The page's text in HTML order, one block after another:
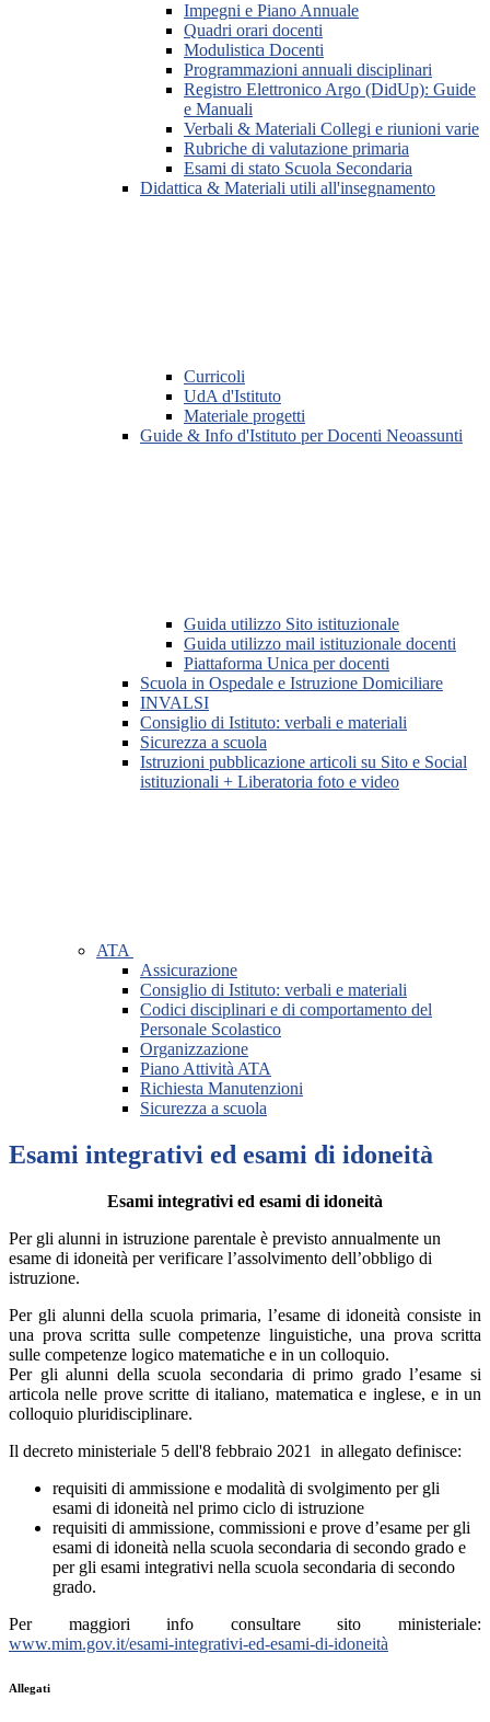
Impegni e Piano Annuale
Quadri orari docenti
Modulistica Docenti
Programmazioni annuali disciplinari
Registro Elettronico Argo (DidUp): Guide
e Manuali
Verbali & Materiali Collegi e riunioni varie
Rubriche di valutazione primaria
Esami di stato Scuola Secondaria
Didattica & Materiali utili all'insegnamento
Curricoli
UdA d'Istituto
Materiale progetti
Guide & Info d'Istituto per Docenti Neoassunti
Guida utilizzo Sito istituzionale
Guida utilizzo mail istituzionale docenti
Piattaforma Unica per docenti
Scuola in Ospedale e Istruzione Domiciliare
INVALSI
Consiglio di Istituto: verbali e materiali
Sicurezza a scuola
Istruzioni pubblicazione articoli su Sito e Social
istituzionali + Liberatoria foto e video
ATA
Assicurazione
Consiglio di Istituto: verbali e materiali
Codici disciplinari e di comportamento del
Personale Scolastico
Organizzazione
Piano Attività ATA
Richiesta Manutenzioni
Sicurezza a scuola
Esami integrativi ed esami di idoneità
Esami integrativi ed esami di idoneità
Per gli alunni in istruzione parentale è previsto annualmente un
esame di idoneità per verificare l’assolvimento dell’obbligo di
istruzione.
Per gli alunni della scuola primaria, l’esame di idoneità consiste in
una prova scritta sulle competenze linguistiche, una prova scritta
sulle competenze logico matematiche e in un colloquio.
Per gli alunni della scuola secondaria di primo grado l’esame si
articola nelle prove scritte di italiano, matematica e inglese, e in un
colloquio pluridisciplinare.
Il decreto ministeriale 5 dell'8 febbraio 2021 in allegato definisce:
requisiti di ammissione e modalità di svolgimento per gli
esami di idoneità nel primo ciclo di istruzione
requisiti di ammissione, commissioni e prove d’esame per gli
esami di idoneità nella scuola secondaria di secondo grado e
per gli esami integrativi nella scuola secondaria di secondo
grado.
Per maggiori info consultare sito ministeriale:
www.mim.gov.it/esami-integrativi-ed-esami-di-idoneità
Allegati